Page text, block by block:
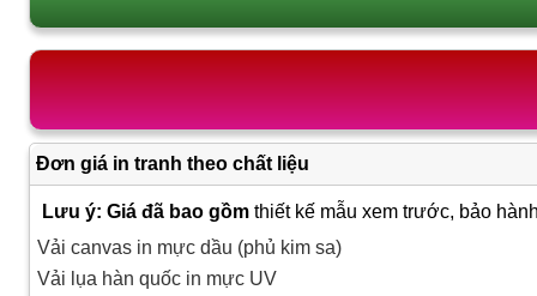
Đơn giá in tranh theo chất liệu
Lưu ý: Giá đã bao gồmthiết kế mẫu xem trước, bảo
Vải canvas in mực dầu (phủ kim sa)
Vải lụa hàn quốc in mực UV